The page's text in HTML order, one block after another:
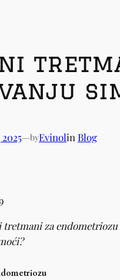
—byEvinolin Blog
za endometriozu